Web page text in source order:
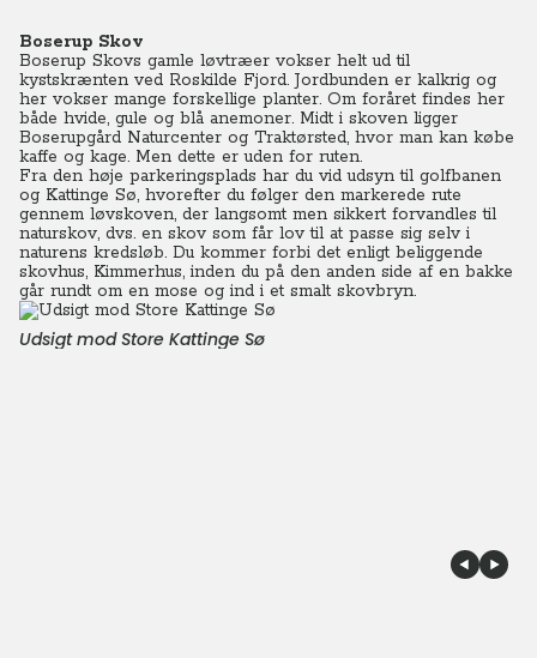
Boserup Skov
Boserup Skovs gamle løvtræer vokser helt ud til
kystskrænten ved Roskilde Fjord. Jordbunden er kalkrig og
her vokser mange forskellige planter. Om foråret findes her
både hvide, gule og blå anemoner. Midt i skoven ligger
Boserupgård Naturcenter og Traktørsted, hvor man kan købe
kaffe og kage. Men dette er uden for ruten.
Fra den høje parkeringsplads har du vid udsyn til golfbanen
og Kattinge Sø, hvorefter du følger den markerede rute
gennem løvskoven, der langsomt men sikkert forvandles til
naturskov, dvs. en skov som får lov til at passe sig selv i
naturens kredsløb. Du kommer forbi det enligt beliggende
skovhus, Kimmerhus, inden du på den anden side af en bakke
går rundt om en mose og ind i et smalt skovbryn.
Udsigt mod Store Kattinge Sø